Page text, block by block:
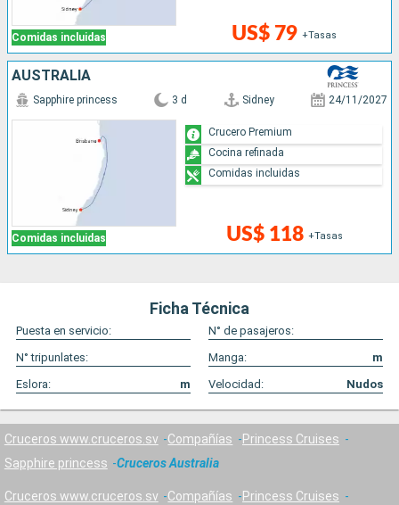
Comidas incluidas US$ 79 +Tasas
AUSTRALIA
Comidas incluidas
Sapphire princess 3 d Sidney 24/11/2027
US$ 118 +Tasas
Crucero Premium
Cocina refinada
Comidas incluidas
Ficha Técnica
Puesta en servicio:
N° de pasajeros:
N° tripunlates:
Manga:
m
Eslora:
m Velocidad: Nudos
Cruceros www.cruceros.sv Compañías
Princess Cruises
Sapphire princess
Cruceros Australia
Cruceros www.cruceros.sv Compañías
Princess Cruises